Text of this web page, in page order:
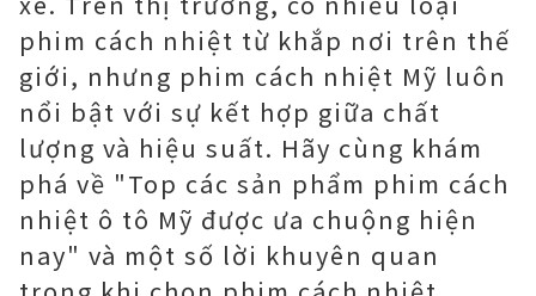
phim cách nhiệt từ khắp nơi trên thế
giới, nhưng phim cách nhiệt Mỹ luôn
nổi bật với sự kết hợp giữa chất
lượng và hiệu suất. Hãy cùng khám
phá về "Top các sản phẩm phim cách
nhiệt ô tô Mỹ được ưa chuộng hiện
nay" và một số lời khuyên quan